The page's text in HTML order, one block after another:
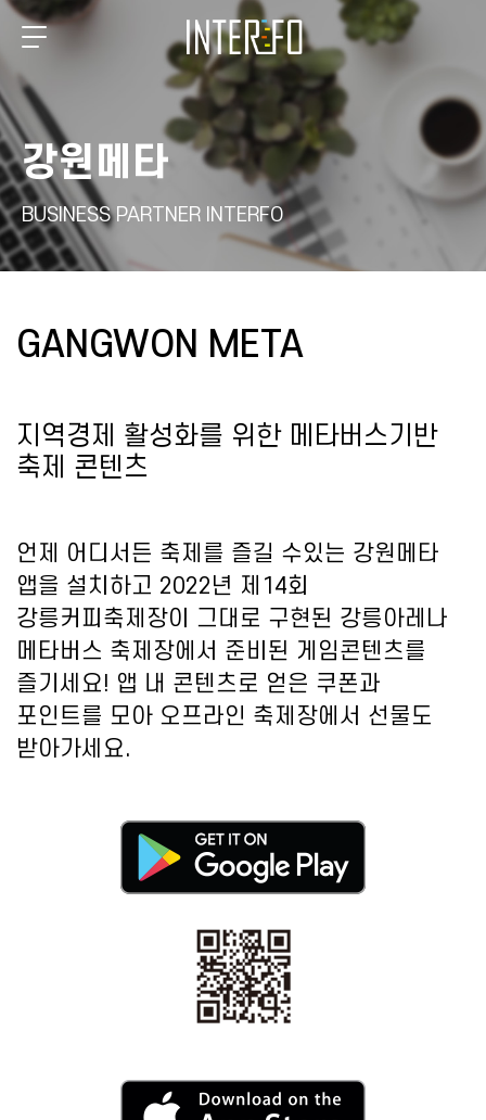
강원메타
BUSINESS PARTNER INTERFO
GANGWON META
지역경제 활성화를 위한 메타버스기반
축제 콘텐츠
언제 어디서든 축제를 즐길 수있는 강원메타
앱을 설치하고 2022년 제14회
강릉커피축제장이 그대로 구현된 강릉아레나
메타버스 축제장에서 준비된 게임콘텐츠를
즐기세요! 앱 내 콘텐츠로 얻은 쿠폰과
포인트를 모아 오프라인 축제장에서 선물도
받아가세요.